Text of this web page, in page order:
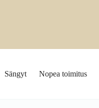
Sängyt Nopea toimitus